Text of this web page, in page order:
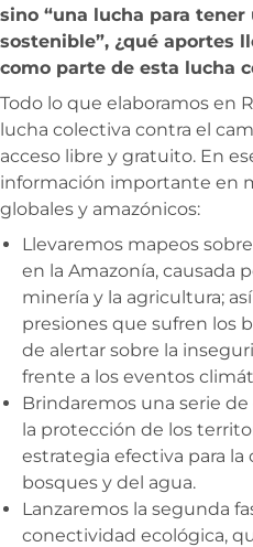
sino “una lucha para
sostenible”, ¿qué aportes
como parte de esta lucha
Todo lo que elaboramos en
lucha colectiva contra el
acceso libre y gratuito. En
información importante en
globales y amazónicos:
Llevaremos mapeos
en la Amazonía, causada
minería y la agricultura;
presiones que sufren los
de alertar sobre la
frente a los eventos
Brindaremos una serie
la protección de los
estrategia efectiva para la
bosques y del agua.
Lanzaremos la segunda
conectividad ecológica,